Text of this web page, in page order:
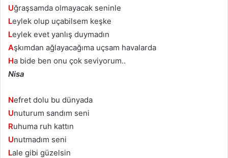
Uğraşsamda olmayacak seninle
Leylek olup uçabilsem keşke
Leylek evet yanlış duymadın
Aşkımdan ağlayacağıma uçsam havalarda
Ha bide ben onu çok seviyorum..
Nisa
Nefret dolu bu dünyada
Unuturum sandım seni
Ruhuma ruh kattın
Unutmadım seni
Lale gibi güzelsin